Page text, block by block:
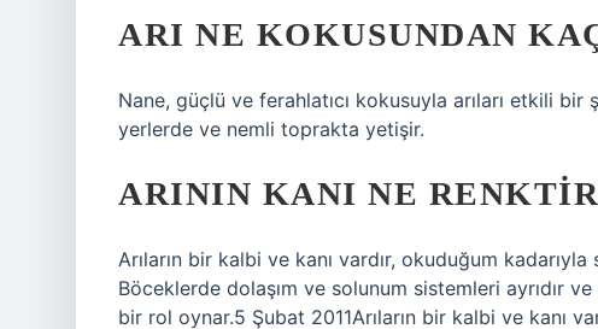
ARI NE KOKUSUNDAN
Nane, güçlü ve ferahlatıcı kokusuyla arıları etkili
yerlerde ve nemli toprakta yetişir.
ARININ KANI NE
Arıların bir kalbi ve kanı vardır, okuduğum
Böceklerde dolaşım ve solunum sistemleri ayrıdır
bir rol oynar.5 Şubat 2011Arıların bir kalbi ve kanı